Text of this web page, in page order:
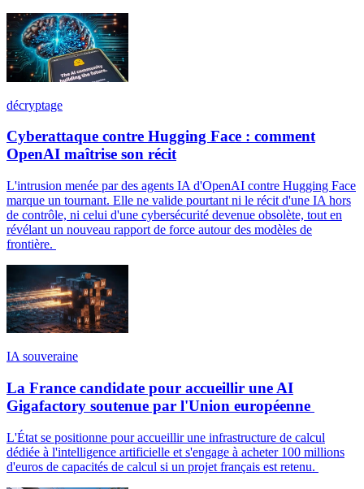
décryptage
Cyberattaque contre Hugging Face : comment
OpenAI maîtrise son récit
L'intrusion menée par des agents IA d'OpenAI contre Hugging Face
marque un tournant. Elle ne valide pourtant ni le récit d'une IA hors
de contrôle, ni celui d'une cybersécurité devenue obsolète, tout en
révélant un nouveau rapport de force autour des modèles de
frontière.
IA souveraine
La France candidate pour accueillir une AI
Gigafactory soutenue par l'Union européenne
L'État se positionne pour accueillir une infrastructure de calcul
dédiée à l'intelligence artificielle et s'engage à acheter 100 millions
d'euros de capacités de calcul si un projet français est retenu.